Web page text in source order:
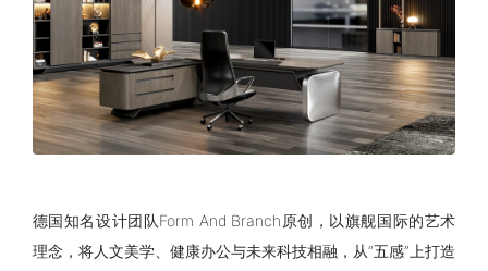
德国知名设计团队Form And Branch原创，以旗舰国际的艺术
理念，将人文美学、健康办公与未来科技相融，从“五感”上打造